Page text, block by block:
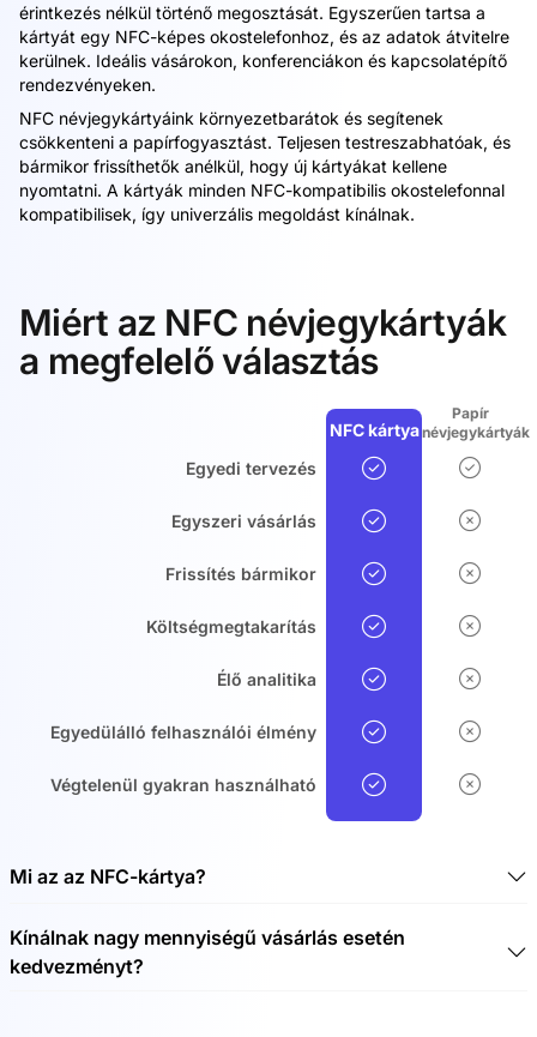
érintkezés nélkül történő megosztását. Egyszerűen tartsa a
kártyát egy NFC-képes okostelefonhoz, és az adatok átvitelre
kerülnek. Ideális vásárokon, konferenciákon és kapcsolatépítő
rendezvényeken.
NFC névjegykártyáink környezetbarátok és segítenek
csökkenteni a papírfogyasztást. Teljesen testreszabhatóak, és
bármikor frissíthetők anélkül, hogy új kártyákat kellene
nyomtatni. A kártyák minden NFC-kompatibilis okostelefonnal
kompatibilisek, így univerzális megoldást kínálnak.
Miért az NFC névjegykártyák
a megfelelő választás
NFC kártya
Papír
névjegykártyák
Egyedi tervezés
Egyszeri vásárlás
Frissítés bármikor
Költségmegtakarítás
Élő analitika
Egyedülálló felhasználói élmény
Végtelenül gyakran használható
Mi az az NFC-kártya?
Az NFC-kártya egy érintésmentes chipkártya, amely
érintésmentes adatátvitelre használható. Az NFC a Near
Field Communication (NFC) technológia rövidítése. Az
Kínálnak nagy mennyiségű vásárlás esetén
kedvezményt?